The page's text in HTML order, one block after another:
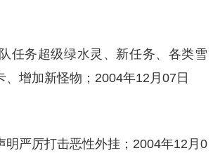
任务超级绿水灵、新任务、各类雪
、增加新怪物；2004年12月07日
明严厉打击恶性外挂；2004年12月0